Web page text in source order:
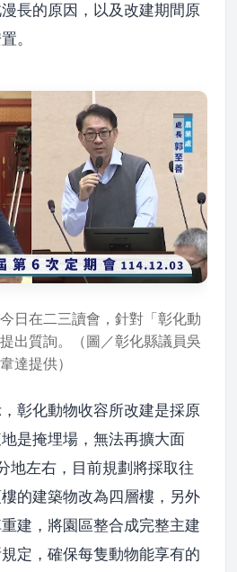
長的原因，以及改建期間原
。
日在二三讀會，針對「彰化動
出質詢。（圖／彰化縣議員吳
韋達提供）
彰化動物收容所改建是採原
是掩埋場，無法再擴大面
地左右，目前規劃將採取往
樓的建築物改為四層樓，另外
建，將園區整合成完整主建
定，確保每隻動物能享有的